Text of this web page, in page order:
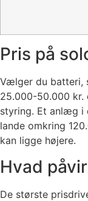
Pris på
Vælger du batteri,
25.000-50.000
styring. Et anlæg i
lande omkring
kan ligge højere.
Hvad
De største